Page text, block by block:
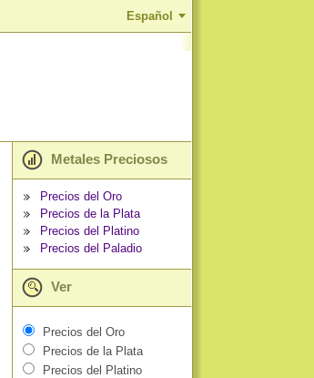
Español
Metales Preciosos
Precios del Oro
Precios de la Plata
Precios del Platino
Precios del Paladio
Ver
Precios del Oro
Precios de la Plata
Precios del Platino